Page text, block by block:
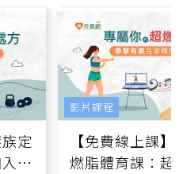
定
行
【免費線上課
燃脂體育課：超
影片課程